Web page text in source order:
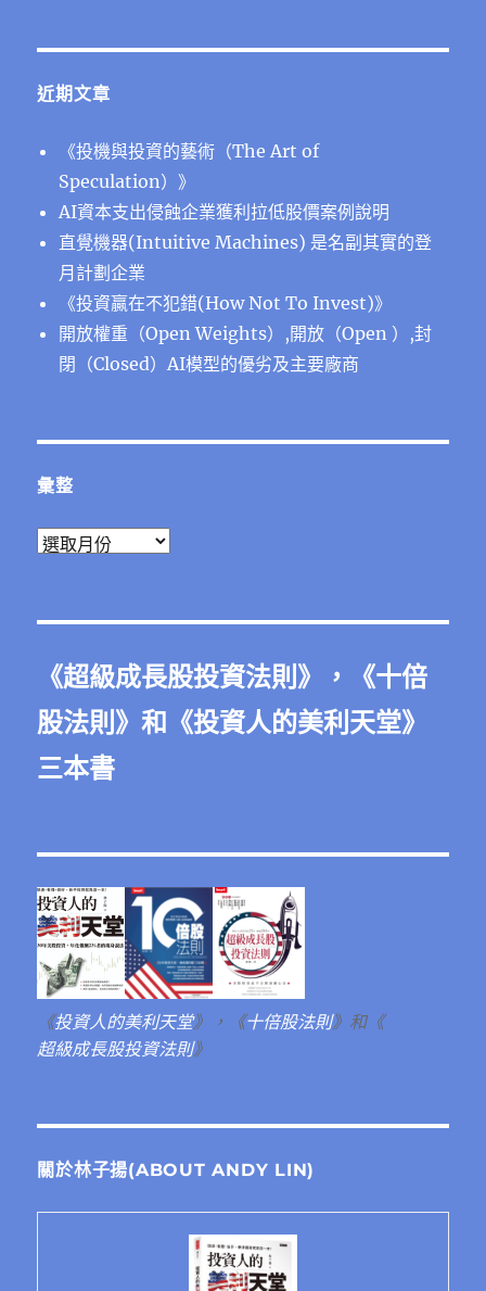
近期文章
《投機與投資的藝術（The Art of
Speculation）》
AI資本支出侵蝕企業獲利拉低股價案例說明
直覺機器(Intuitive Machines) 是名副其實的登
月計劃企業
《投資贏在不犯錯(How Not To Invest)》
開放權重（Open Weights）,開放（Open ）,封
閉（Closed）AI模型的優劣及主要廠商
彙整
彙
《超級成長股投資法則》，《十倍
股法則》和《投資人的美利天堂》
三本書
《投資人的美利天堂》，《十倍股法則》和《
超級成長股投資法則》
關於林子揚(ABOUT ANDY LIN)